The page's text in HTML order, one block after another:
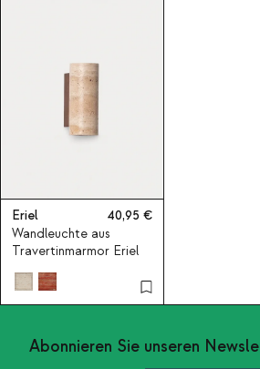
Eriel
40,95
Wandleuchte aus
Travertinmarmor Eriel
Abonnieren Sie unseren